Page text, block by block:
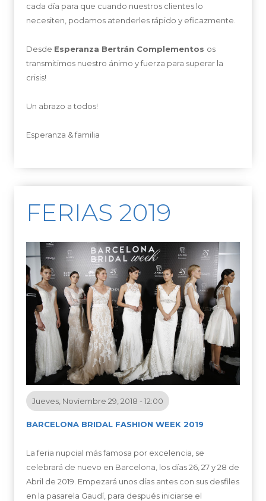
cada día para que cuando nuestros clientes lo
necesiten, podamos atenderles rápido y eficazmente.
Desde Esperanza Bertrán Complementos os
transmitimos nuestro ánimo y fuerza para superar la
crisis!
Un abrazo a todos!
Esperanza & familia
FERIAS 2019
Jueves, Noviembre 29, 2018 - 12:00
BARCELONA BRIDAL FASHION WEEK 2019
La feria nupcial más famosa por excelencia, se
celebrará de nuevo en Barcelona, los días 26, 27 y 28 de
Abril de 2019. Empezará unos días antes con sus desfiles
en la pasarela Gaudí, para después iniciarse el